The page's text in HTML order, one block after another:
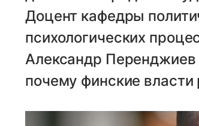
Доцент кафедры
психологических
Александр Перенджиев
почему финские